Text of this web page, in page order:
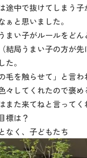
途中で抜けてしまう
ぁと思いました。
まい子がルールをど
結局うまい子の方が
。
を触らせて」と言
々してくれたので褒
また来てねと言ってく
標は？
なく、子どもたち